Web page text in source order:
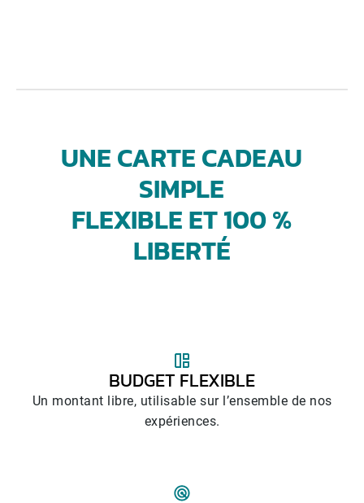
UNE CARTE CADEAU
SIMPLE
FLEXIBLE ET 100 %
LIBERTÉ
BUDGET FLEXIBLE
Un montant libre, utilisable sur l’ensemble de nos
expériences.